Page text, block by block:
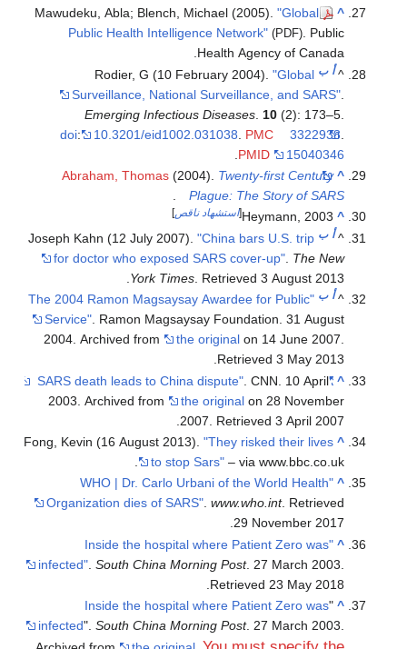
^
Mawudeku, Abla; Blench, Michael (2005)."Global
Public Health Intelligence Network" (PDF) . Public
Health Agency of Canada.
^أ ب Rodier, G (10 February 2004)."Global
Surveillance, National Surveillance, and SARS"
Emerging Infectious Diseases .10(2): 173–5.
doi: 10.3201/eid1002.031038 .PMC 3322938
PMID
15040346
.
^
Abraham, Thomas(2004).Twenty-first Century
Plague: The Story of SARS
^
Heymann, 2003 استشهاد ناقص]
^أ ب Joseph Kahn (12 July 2007)."China bars U.S. trip
for doctor who exposed SARS cover-up" .The New
York Times . Retrieved3 August2013
.
^أ ب
"The 2004 Ramon Magsaysay Awardee for Public
Service" . Ramon Magsaysay Foundation. 31 August
2004. Archived from
the originalon 14 June 2007
Retrieved3 May2013
.
^
"SARS death leads to China dispute"
. CNN. 10 April
2003. Archived from
the originalon 28 November
2007
. Retrieved3 April2007
.
^
Fong, Kevin (16 August 2013)."They risked their lives
to stop Sars"– via www.bbc.co.uk.
^
"WHO | Dr. Carlo Urbani of the World Health
Organization dies of SARS" .www.who.int . Retrieved
29 November2017
.
^
"Inside the hospital where Patient Zero was
infected" .South China Morning Post . 27 March 2003
Retrieved23 May2018
.
^
"
Inside the hospital where Patient Zero was
infected ".South China Morning Post . 27 March 2003.